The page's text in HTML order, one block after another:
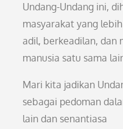
Undang-Undang ini,
masyarakat yang lebih
adil, berkeadilan, dan
manusia satu sama
Mari kita jadikan
sebagai pedoman
lain dan senantiasa